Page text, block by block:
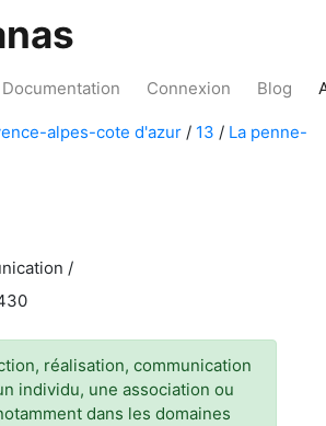
Documentation Connexion Blog
alpes-cote d'azur / 13 / La penne-
/
réalisation, communication
individu, une association ou
dans les domaines